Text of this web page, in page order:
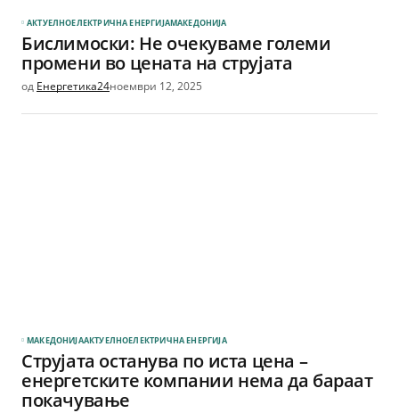
АКТУЕЛНОЕЛЕКТРИЧНА ЕНЕРГИЈАМАКЕДОНИЈА
Бислимоски: Не очекуваме големи
промени во цената на струјата
од Енергетика24ноември 12, 2025
МАКЕДОНИЈААКТУЕЛНОЕЛЕКТРИЧНА ЕНЕРГИЈА
Струјата останува по иста цена –
енергетските компании нема да бараат
покачување